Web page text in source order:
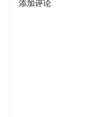
添加评论